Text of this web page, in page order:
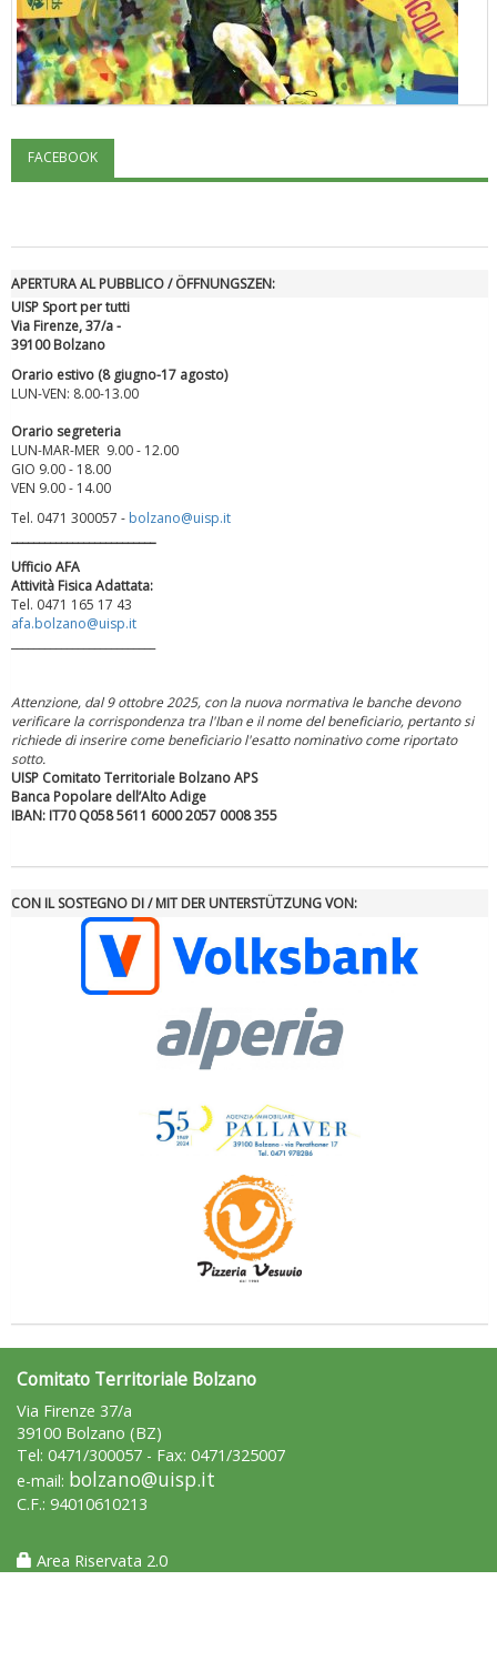
"Superare gli ostacoli": la relazione di Tiziano Pesce al CN Uisp
Luglio 2026: "Pensando con i piedi, si possono fare le
rivoluzioni"
Tiziano Pesce a Radio InBlu2000 traccia il bilancio della stagione
FACEBOOK
APERTURA AL PUBBLICO / ÖFFNUNGSZEN:
UISP Sport per tutti
Via Firenze, 37/a -
39100 Bolzano
Orario estivo (8 giugno-17 agosto)
LUN-VEN: 8.00-13.00
Orario segreteria
LUN-MAR-MER 9.00 - 12.00
GIO 9.00 - 18.00
VEN 9.00 - 14.00
Tel. 0471 300057 - bolzano@uisp.it
Ufficio AFA
Attività Fisica Adattata:
Tel. 0471 165 17 43
afa.bolzano@uisp.it
Attenzione, dal 9 ottobre 2025, con la nuova normativa le banche devono
verificare la corrispondenza tra l'Iban e il nome del beneficiario, pertanto si
richiede di inserire come beneficiario l'esatto nominativo come riportato
sotto.
UISP Comitato Territoriale Bolzano APS
Banca Popolare dell’Alto Adige
IBAN: IT70 Q058 5611 6000 2057 0008 355
CON IL SOSTEGNO DI / MIT DER UNTERSTÜTZUNG VON:
Comitato Territoriale Bolzano
Via Firenze 37/a
39100 Bolzano (BZ)
Tel: 0471/300057 - Fax: 0471/325007
e-mail: bolzano@uisp.it
C.F.: 94010610213
Area Riservata 2.0